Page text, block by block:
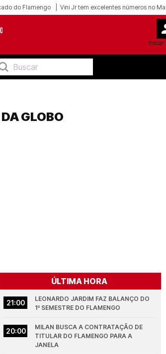
do Flamengo Vini Jr tem excelentes números no
Iniciar
GLOBO
ÚLTIMA HORA
21:00
LEONARDO JARDIM FAZ BALANÇO DO
1º SEMESTRE DO FLAMENGO
20:00
MILAN BUSCA A CONTRATAÇÃO DE
TITULAR DO FLAMENGO PARA A
JANELA